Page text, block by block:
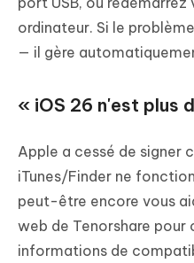
ordinateur. Si le
— il gère
« iOS 26 n'est plus
Apple a cessé de signer
iTunes/Finder ne
peut-être encore vous
web de Tenorshare pour
informations de